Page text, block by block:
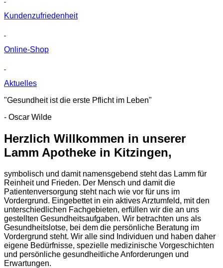
Kunden­zufriedenheit
Online-Shop
Aktuelles
"Gesundheit ist die erste Pflicht im Leben"
- Oscar Wilde
Herzlich Willkommen in unserer
Lamm Apotheke in Kitzingen,
symbolisch und damit namensgebend steht das Lamm für
Reinheit und Frieden. Der Mensch und damit die
Patientenversorgung steht nach wie vor für uns im
Vordergrund. Eingebettet in ein aktives Arztumfeld, mit den
unterschiedlichen Fachgebieten, erfüllen wir die an uns
gestellten Gesundheitsaufgaben. Wir betrachten uns als
Gesundheitslotse, bei dem die persönliche Beratung im
Vordergrund steht. Wir alle sind Individuen und haben daher
eigene Bedürfnisse, spezielle medizinische Vorgeschichten
und persönliche gesundheitliche Anforderungen und
Erwartungen.